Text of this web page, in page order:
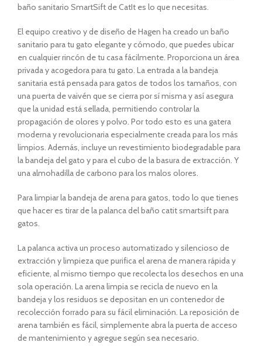
baño sanitario SmartSift de CatIt es lo que necesitas.
El equipo creativo y de diseño de Hagen ha creado un baño
sanitario para tu gato elegante y cómodo, que puedes ubicar
en cualquier rincón de tu casa fácilmente. Proporciona un área
privada y acogedora para tu gato. La entrada a la bandeja
sanitaria está pensada para gatos de todos los tamaños, con
una puerta de vaivén que se cierra por sí misma y así asegura
que la unidad está sellada, permitiendo controlar la
propagación de olores y polvo. Por todo esto es una gatera
moderna y revolucionaria especialmente creada para los más
limpios. Además, incluye un revestimiento biodegradable para
la bandeja del gato y para el cubo de la basura de extracción. Y
una almohadilla de carbono para los malos olores.
Para limpiar la bandeja de arena para gatos, todo lo que tienes
que hacer es tirar de la palanca del baño catit smartsift para
gatos.
La palanca activa un proceso automatizado y silencioso de
extracción y limpieza que purifica el arena de manera rápida y
eficiente, al mismo tiempo que recolecta los desechos en una
sola operación. La arena limpia se recicla de nuevo en la
bandeja y los residuos se depositan en un contenedor de
recolección forrado para su fácil eliminación. La reposición de
arena también es fácil, simplemente abra la puerta de acceso
de mantenimiento y agregue según sea necesario.